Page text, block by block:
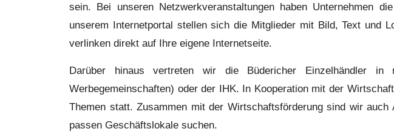
sein. Bei unseren Netzwerkveranstaltungen haben Unternehmen
unserem Internetportal stellen sich die Mitglieder mit Bild, Text und
verlinken direkt auf Ihre eigene Internetseite.
Darüber hinaus vertreten wir die Büdericher Einzelhändler in
Werbegemeinschaften) oder der IHK. In Kooperation mit der
Themen statt. Zusammen mit der Wirtschaftsförderung sind wir
passen Geschäftslokale suchen.